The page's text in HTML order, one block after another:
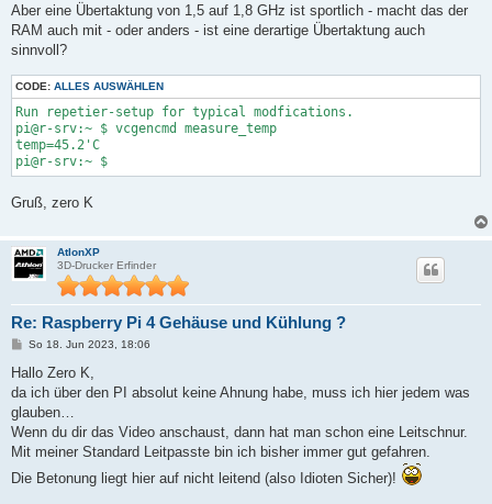
Aber eine Übertaktung von 1,5 auf 1,8 GHz ist sportlich - macht das der
RAM auch mit - oder anders - ist eine derartige Übertaktung auch
sinnvoll?
CODE: ALLES AUSWÄHLEN
Run repetier-setup for typical modfications.
pi@r-srv:~ $ vcgencmd measure_temp
temp=45.2'C
Gruß, zero K
AtlonXP
3D-Drucker Erfinder
Re: Raspberry Pi 4 Gehäuse und Kühlung ?
B
i
r
a
So 18. Jun 2023, 18:06
Hallo Zero K,
da ich über den PI absolut keine Ahnung habe, muss ich hier jedem was
glauben…
Wenn du dir das Video anschaust, dann hat man schon eine Leitschnur.
Mit meiner Standard Leitpasste bin ich bisher immer gut gefahren.
Die Betonung liegt hier auf nicht leitend (also Idioten Sicher)!